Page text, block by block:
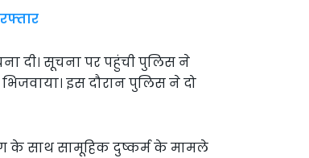
दी। सूचना पर पहुंची पुलिस ने
इस दौरान पुलिस ने दो
के साथ सामूहिक दुष्कर्म के मामले